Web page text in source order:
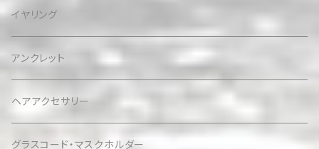
イヤリング
アンクレット
ヘアアクセサリー
グラスコード・マスクホルダー